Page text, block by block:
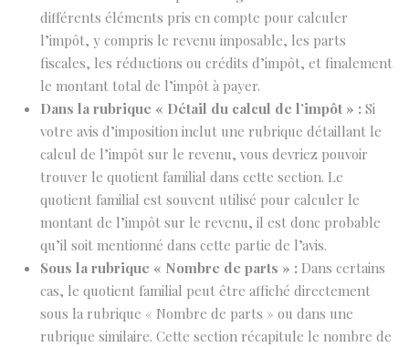
différents éléments pris en compte pour calculer
l’impôt, y compris le revenu imposable, les parts
fiscales, les réductions ou crédits d’impôt, et finalement
le montant total de l’impôt à payer.
Dans la rubrique « Détail du calcul de l’impôt » : Si
votre avis d’imposition inclut une rubrique détaillant le
calcul de l’impôt sur le revenu, vous devriez pouvoir
trouver le quotient familial dans cette section. Le
quotient familial est souvent utilisé pour calculer le
montant de l’impôt sur le revenu, il est donc probable
qu’il soit mentionné dans cette partie de l’avis.
Sous la rubrique « Nombre de parts » : Dans certains
cas, le quotient familial peut être affiché directement
sous la rubrique « Nombre de parts » ou dans une
rubrique similaire. Cette section récapitule le nombre de